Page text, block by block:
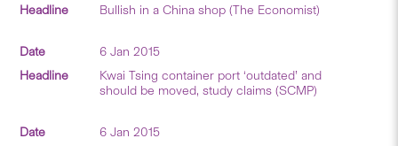
Bullish in a China shop (The Economist)
6 Jan 2015
Kwai Tsing container port ‘outdated’ and
should be moved, study claims (SCMP)
6 Jan 2015